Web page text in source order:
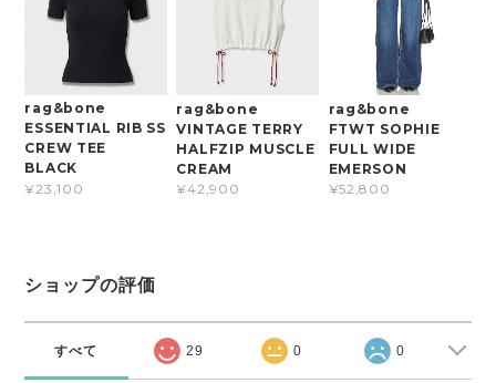
rag&bone
ESSENTIAL RIB SS
CREW TEE
BLACK
¥23,100
rag&bone
VINTAGE TERRY
HALFZIP MUSCLE
CREAM
¥42,900
rag&bone
FTWT SOPHIE
FULL WIDE
EMERSON
¥52,800
ショップの評価
すべて 29 0 0